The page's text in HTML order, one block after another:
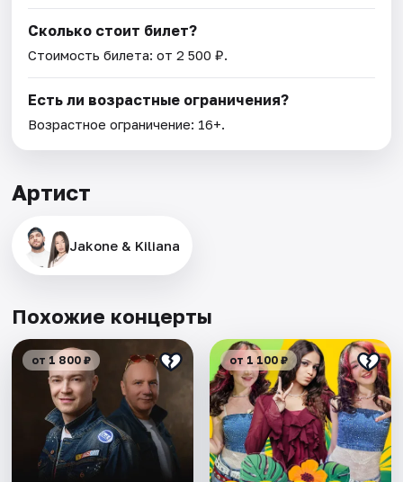
Сколько стоит билет?
Стоимость билета: от 2 500 ₽.
Есть ли возрастные ограничения?
Возрастное ограничение: 16+.
Артист
Jakone & Kiliana
Похожие концерты
от 1 800 ₽ от 1 100 ₽